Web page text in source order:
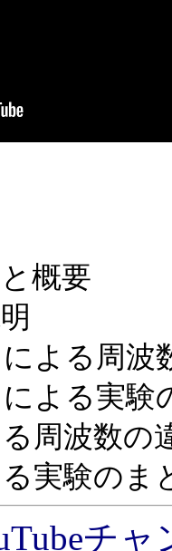
概要
よる周波
よる実験
周波数の
実験の
チャ